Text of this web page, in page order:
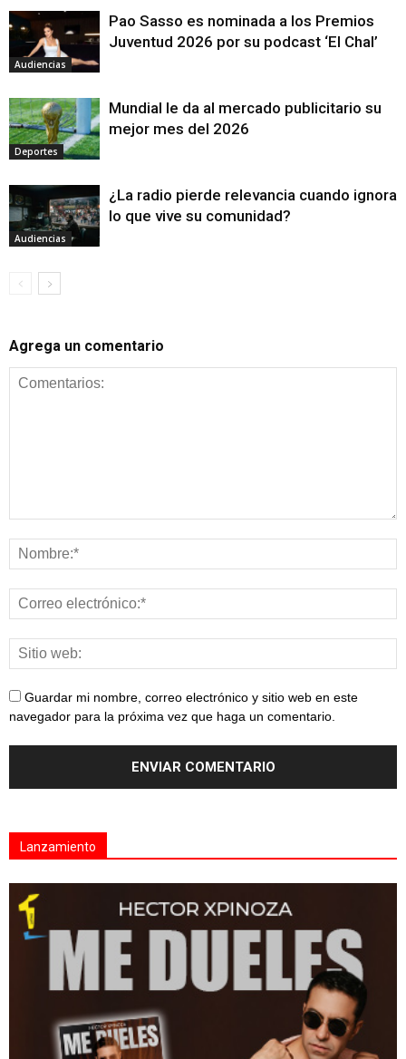
Audiencias
Pao Sasso es nominada a los Premios
Juventud 2026 por su podcast ‘El Chal’
Deportes
Mundial le da al mercado publicitario su
mejor mes del 2026
Audiencias
¿La radio pierde relevancia cuando ignora
lo que vive su comunidad?
Agrega un comentario
Guardar mi nombre, correo electrónico y sitio web en este
navegador para la próxima vez que haga un comentario.
Lanzamiento